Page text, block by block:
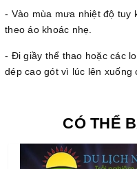
- Vào mùa mưa nhiệt độ tuy
theo áo khoác nhẹ.
- Đi giầy thể thao hoặc các
dép cao gót vì lúc lên xuống
CÓ THỂ